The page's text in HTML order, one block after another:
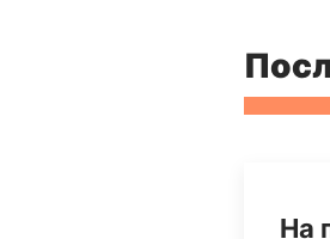
На